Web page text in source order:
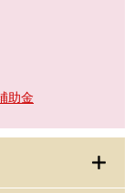
助金